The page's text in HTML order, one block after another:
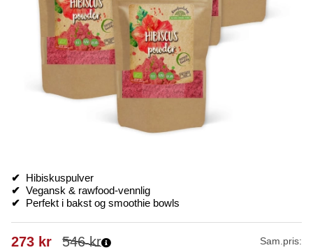
✔ Hibiskuspulver
✔ Vegansk & rawfood-vennlig
✔ Perfekt i bakst og smoothie bowls
546kr
273 kr Sam.pris: